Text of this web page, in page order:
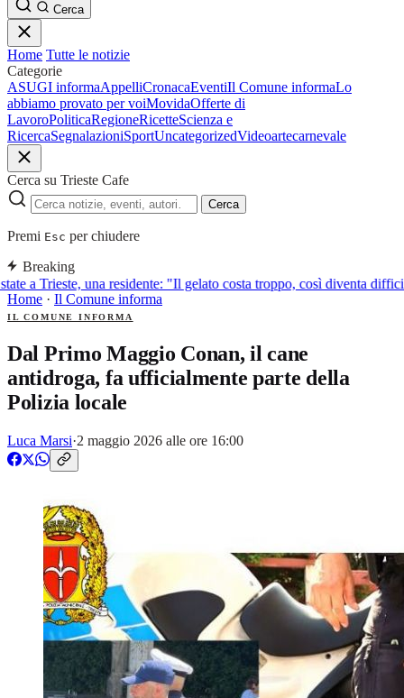
Cerca
Home Tutte le notizie
Categorie
ASUGI informaAppelliCronacaEventiIl Comune informaLo
abbiamo provato per voiMovidaOfferte di
LavoroPoliticaRegioneRicetteScienza e
RicercaSegnalazioniSportUncategorizedVideoartecarnevale
Cerca su Trieste Cafe
Cerca
Premi Esc per chiudere
Breaking
a Trieste, una residente: "Il gelato costa troppo, così diventa
Home · Il Comune informa
IL COMUNE INFORMA
Dal Primo Maggio Conan, il cane
antidroga, fa ufficialmente parte della
Polizia locale
Luca Marsi·2 maggio 2026 alle ore 16:00